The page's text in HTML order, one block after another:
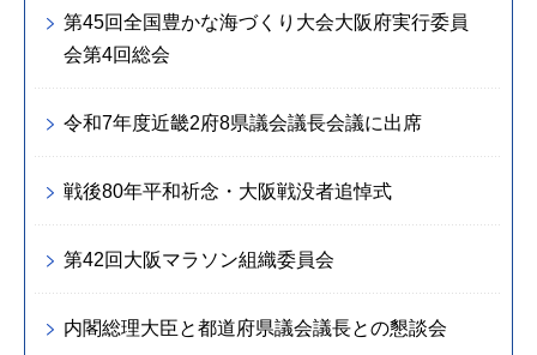
第45回全国豊かな海づくり大会大阪府実行委員
会第4回総会
令和7年度近畿2府8県議会議長会議に出席
戦後80年平和祈念・大阪戦没者追悼式
第42回大阪マラソン組織委員会
内閣総理大臣と都道府県議会議長との懇談会